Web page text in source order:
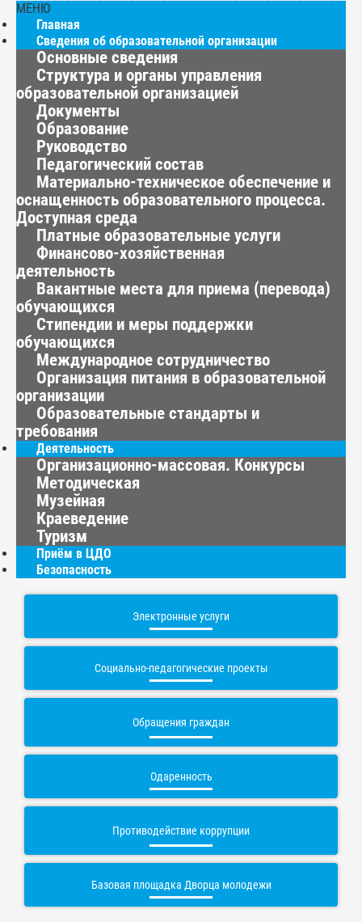
МЕНЮ
Главная
Сведения об образовательной организации
Основные сведения
Структура и органы управления
образовательной организацией
Документы
Образование
Руководство
Педагогический состав
Материально-техническое обеспечение и
оснащенность образовательного процесса.
Доступная среда
Платные образовательные услуги
Финансово-хозяйственная
деятельность
Вакантные места для приема (перевода)
обучающихся
Стипендии и меры поддержки
обучающихся
Международное сотрудничество
Организация питания в образовательной
организации
Образовательные стандарты и
требования
Деятельность
Организационно-массовая. Конкурсы
Методическая
Музейная
Краеведение
Туризм
Приём в ЦДО
Безопасность
Электронные услуги
Социально-педагогические проекты
Обращения граждан
Одаренность
Противодействие коррупции
Базовая площадка Дворца молодежи